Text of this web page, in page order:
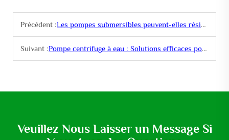
Précédent :Les pompes submersibles peuvent-elles résister à des conditions extrêmes sous l'eau ?
Suivant :Pompe centrifuge à eau : Solutions efficaces pour la circulation de l'eau
Veuillez Nous Laisser un Message Si